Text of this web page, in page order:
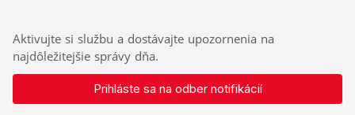
Aktivujte si službu a dostávajte upozornenia na
najdôležitejšie správy dňa.
Prihláste sa na odber notifikácií